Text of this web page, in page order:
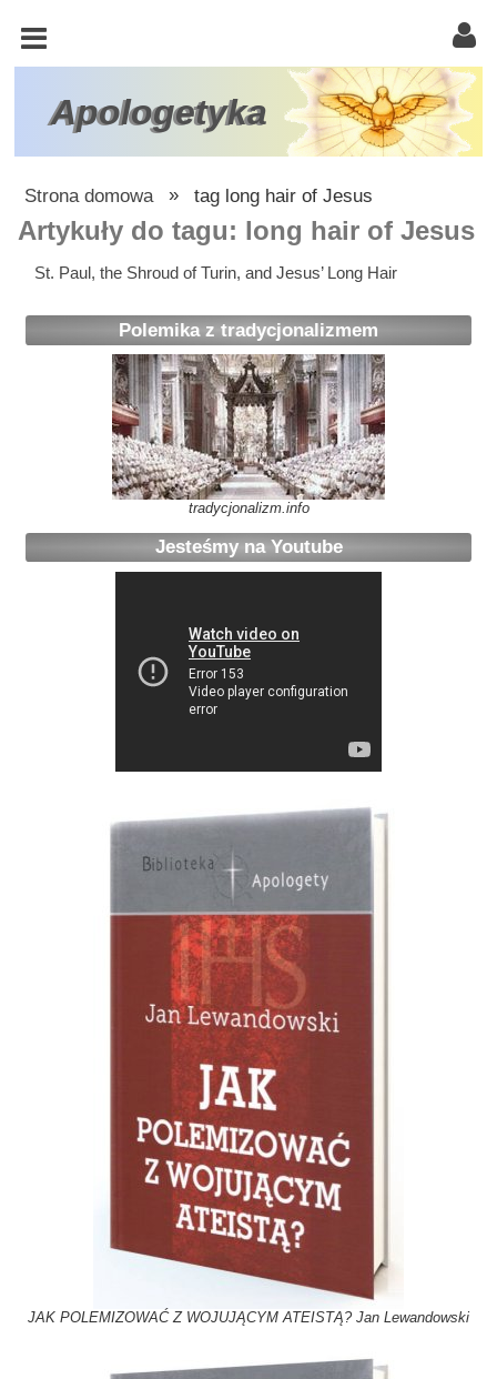
Apologetyka
KOŚCIÓŁ
KATOLICKI
TRÓJCA
ŚWIĘTA
ATEIZM
ŚWIADKOWIE
W
OBRONIE
Strona domowa » tag long hair of Jesus
Polemika z tradycjonalizmem
tradycjonalizm.info
Jesteśmy na Youtube
JAK POLEMIZOWAĆ Z WOJUJĄCYM ATEISTĄ? Jan Lewandowski
Artykuły do tagu: long hair of Jesus
St. Paul, the Shroud of Turin, and Jesus’ Long Hair